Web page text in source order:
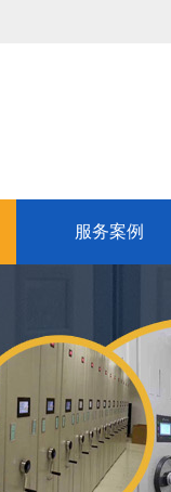
服务案例